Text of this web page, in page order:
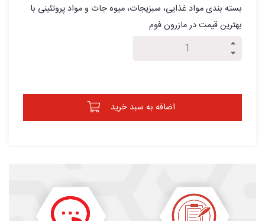
بسته بندی مواد غذایی، سبزیجات، میوه جات و مواد پروتئینی با
بهترین قیمت در مازرون فوم
اضافه به سبد خرید